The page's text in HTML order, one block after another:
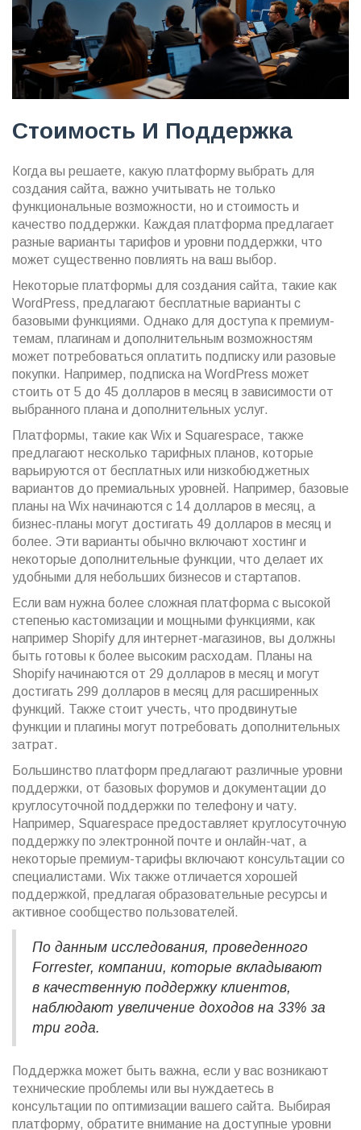
Стоимость И Поддержка
Когда вы решаете, какую платформу выбрать для
создания сайта, важно учитывать не только
функциональные возможности, но и стоимость и
качество поддержки. Каждая платформа предлагает
разные варианты тарифов и уровни поддержки, что
может существенно повлиять на ваш выбор.
Некоторые платформы для создания сайта, такие как
WordPress, предлагают бесплатные варианты с
базовыми функциями. Однако для доступа к премиум-
темам, плагинам и дополнительным возможностям
может потребоваться оплатить подписку или разовые
покупки. Например, подписка на WordPress может
стоить от 5 до 45 долларов в месяц в зависимости от
выбранного плана и дополнительных услуг.
Платформы, такие как Wix и Squarespace, также
предлагают несколько тарифных планов, которые
варьируются от бесплатных или низкобюджетных
вариантов до премиальных уровней. Например, базовые
планы на Wix начинаются с 14 долларов в месяц, а
бизнес-планы могут достигать 49 долларов в месяц и
более. Эти варианты обычно включают хостинг и
некоторые дополнительные функции, что делает их
удобными для небольших бизнесов и стартапов.
Если вам нужна более сложная платформа с высокой
степенью кастомизации и мощными функциями, как
например Shopify для интернет-магазинов, вы должны
быть готовы к более высоким расходам. Планы на
Shopify начинаются от 29 долларов в месяц и могут
достигать 299 долларов в месяц для расширенных
функций. Также стоит учесть, что продвинутые
функции и плагины могут потребовать дополнительных
затрат.
Большинство платформ предлагают различные уровни
поддержки, от базовых форумов и документации до
круглосуточной поддержки по телефону и чату.
Например, Squarespace предоставляет круглосуточную
поддержку по электронной почте и онлайн-чат, а
некоторые премиум-тарифы включают консультации со
специалистами. Wix также отличается хорошей
поддержкой, предлагая образовательные ресурсы и
активное сообщество пользователей.
По данным исследования, проведенного
Forrester, компании, которые вкладывают
в качественную поддержку клиентов,
наблюдают увеличение доходов на 33% за
три года.
Поддержка может быть важна, если у вас возникают
технические проблемы или вы нуждаетесь в
консультации по оптимизации вашего сайта. Выбирая
платформу, обратите внимание на доступные уровни